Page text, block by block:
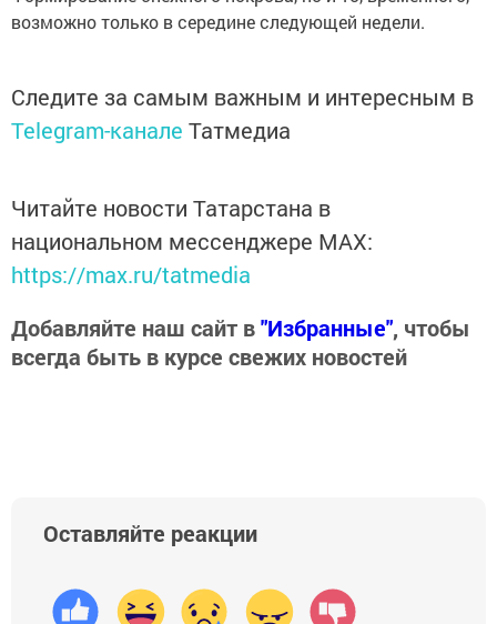
возможно только в середине следующей недели.
Следите за самым важным и интересным в
Telegram-канале Татмедиа
Читайте новости Татарстана в
национальном мессенджере MАХ:
https://max.ru/tatmedia
Добавляйте наш сайт в"Избранные", чтобы
всегда быть в курсе свежих новостей
Оставляйте реакции